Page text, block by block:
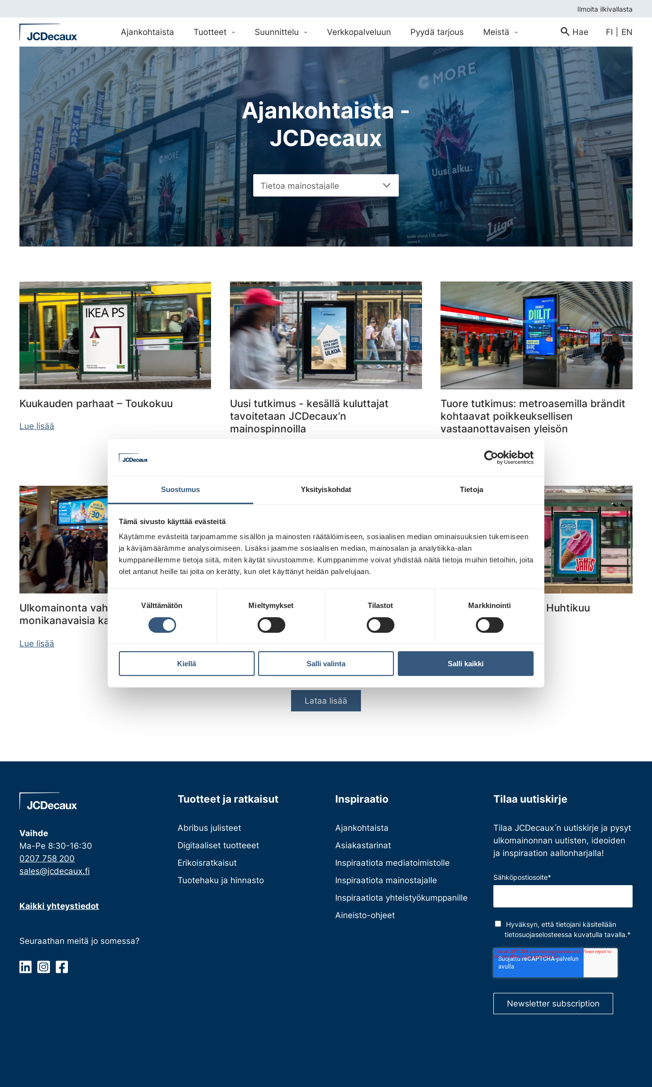
Suostumus Yksityiskohdat Tietoja
Tämä sivusto käyttää evästeitä
Käytämme evästeitä tarjoamamme sisällön ja mainosten räätälöimiseen, sosiaalisen median ominaisuuksien tukemiseen
ja kävijämäärämme analysoimiseen. Lisäksi jaamme sosiaalisen median, mainosalan ja analytiikka-alan
kumppaneillemme tietoja siitä, miten käytät sivustoamme. Kumppanimme voivat yhdistää näitä tietoja muihin tietoihin, joita
olet antanut heille tai joita on kerätty, kun olet käyttänyt heidän palvelujaan.
S
u
o
k
Välttämätön Mieltymykset Tilastot Markkinointi
Kiellä Salli valinta Salli kaikki
suoraan
sisältöön
Ilmoita ilkivallasta
Ajankohtaista Tuotteet Suunnittelu Verkkopalveluun Pyydä tarjous Meistä Hae FI EN
Ajankohtaista -
JCDecaux
Kuukauden parhaat – Toukokuu
Lue lisää
Uusi tutkimus - kesällä kuluttajat
tavoitetaan JCDecaux’n
mainospinnoilla
Tuore tutkimus: metroasemilla brändit
kohtaavat poikkeuksellisen
vastaanottavaisen yleisön
Ulkomainonta vahvistaa ylivoimaisesti
monikanavaisia kampanjoita
Lue lisää
Pitkäjänteinen brändityö luo kestävää
kasvua – Näin ulkomainonta rakentaa
etumatkaa
Lue lisää
Kuukauden parhaat – Huhtikuu
Lataa lisää
Vaihde
Ma-Pe 8:30-16:30
0207 758 200
sales@jcdecaux.fi
Kaikki yhteystiedot
Seuraathan meitä jo somessa?
Tuotteet ja ratkaisut
Abribus julisteet
Digitaaliset tuotteeet
Erikoisratkaisut
Tuotehaku ja hinnasto
Inspiraatio
Ajankohtaista
Asiakastarinat
Inspiraatiota mediatoimistolle
Inspiraatiota mainostajalle
Inspiraatiota yhteistyökumppanille
Aineisto-ohjeet
Tilaa uutiskirje
Tilaa JCDecaux ́n uutiskirje ja pysyt
ulkomainonnan uutisten, ideoiden
ja inspiraation aallonharjalla!
Sähköpostiosoite*
Hyväksyn, että tietojani käsitellään
tietosuojaselosteessa kuvatulla tavalla.*